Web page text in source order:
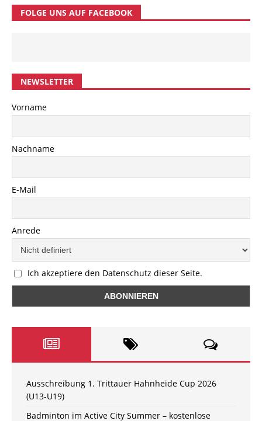
FOLGE UNS AUF FACEBOOK
NEWSLETTER
Vorname
Nachname
E-Mail
Anrede
Ich akzeptiere den Datenschutz dieser Seite.
Ausschreibung 1. Trittauer Hahnheide Cup 2026
(U13-U19)
Badminton im Active City Summer – kostenlose